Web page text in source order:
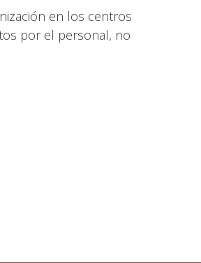
en los centros
por el personal, no